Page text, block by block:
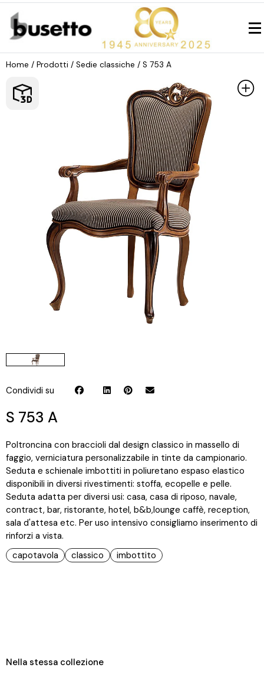
Home / Prodotti / Sedie classiche / S 753 A
Condividi su
S 753 A
Poltroncina con braccioli dal design classico in massello di
faggio, verniciatura personalizzabile in tinte da campionario.
Seduta e schienale imbottiti in poliuretano espaso elastico
disponibili in diversi rivestimenti: stoffa, ecopelle e pelle.
Seduta adatta per diversi usi: casa, casa di riposo, navale,
contract, bar, ristorante, hotel, b&b,lounge caffè, reception,
sala d'attesa etc. Per uso intensivo consigliamo inserimento di
rinforzi a vista.
capotavola
classico imbottito
Nella stessa collezione